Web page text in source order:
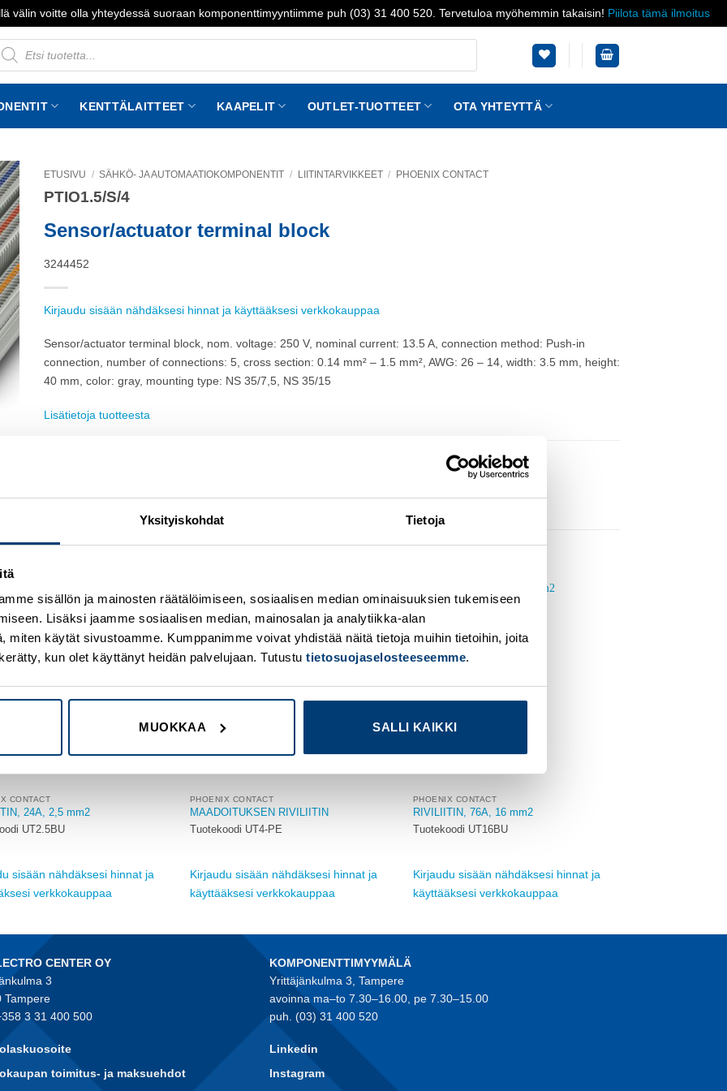
Yksityiskohdat Tietoja
sisällön ja mainosten räätälöimiseen, sosiaalisen median ominaisuuksien tukemiseen
Lisäksi jaamme sosiaalisen median, mainosalan ja analytiikka-alan
miten käytät sivustoamme. Kumppanimme voivat yhdistää näitä tietoja muihin tietoihin, joita
kun olet käyttänyt heidän palvelujaan. Tutustu tietosuojaselosteeseemme.
MUOKKAA SALLI KAIKKI
välin voitte olla yhteydessä suoraan komponenttimyyntiimme puh (03) 31 400 520. Tervetuloa myöhemmin takaisin! Piilota tämä ilmoitus
KENTTÄLAITTEET KAAPELIT OUTLET-TUOTTEET OTA YHTEYTTÄ
ETUSIVU / SÄHKÖ- JA AUTOMAATIOKOMPONENTIT / LIITINTARVIKKEET / PHOENIX CONTACT
PTIO1.5/S/4
Sensor/actuator terminal block
3244452
Kirjaudu sisään nähdäksesi hinnat ja käyttääksesi verkkokauppaa
Sensor/actuator terminal block, nom. voltage: 250 V, nominal current: 13.5 A, connection method: Push-in
connection, number of connections: 5, cross section: 0.14 mm² – 1.5 mm², AWG: 26 – 14, width: 3.5 mm, height:
40 mm, color: gray, mounting type: NS 35/7,5, NS 35/15
Lisätietoja tuotteesta
Add to
CONTACT
24A, 2,5 mm2
UT2.5BU
sisään nähdäksesi hinnat ja
verkkokauppaa
Add to
PHOENIX CONTACT
MAADOITUKSEN RIVILIITIN
Tuotekoodi UT4-PE
Kirjaudu sisään nähdäksesi hinnat ja
käyttääksesi verkkokauppaa
PHOENIX CONTACT
RIVILIITIN, 76A, 16 mm2
Tuotekoodi UT16BU
Kirjaudu sisään nähdäksesi hinnat ja
käyttääksesi verkkokauppaa
CENTER OY
3
Tampere
3 31 400 500
toimitus- ja maksuehdot
KOMPONENTTIMYYMÄLÄ
Yrittäjänkulma 3, Tampere
avoinna ma–to 7.30–16.00, pe 7.30–15.00
puh. (03) 31 400 520
Linkedin
Instagram